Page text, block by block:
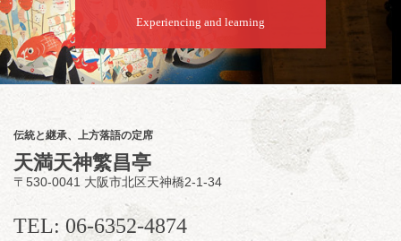
前売2,000円 当日2,500円
お問合せ：慶治朗落語会事務局 090-8126-
2020
★菟道亭配信あり
配信の
購入はこちらをクリック
8月11日（火）
昼席：番組案内
Experiencing and learning
伝統と継承、上方落語の定席
天満天神繁昌亭
〒530-0041 大阪市北区天神橋2-1-34
TEL: 06-6352-4874